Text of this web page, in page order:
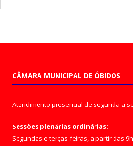
CÂMARA MUNICIPAL DE ÓBIDOS
Atendimento presencial de segunda a
Sessões plenárias ordinárias:
Segundas e terças-feiras, a partir das 9h